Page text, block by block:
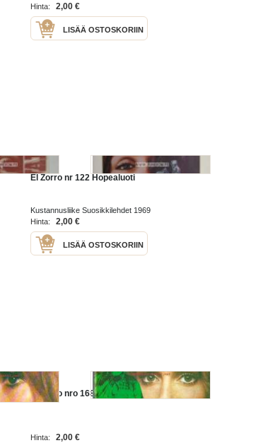
Hinta:
2,00 €
LISÄÄ OSTOSKORIIN
El Zorro nr 122 Hopealuoti
Kustannusliike Suosikkilehdet 1969
Hinta:
2,00 €
LISÄÄ OSTOSKORIIN
El Zorro nro 168, 1973 nr 2
Hinta: 2,00 €